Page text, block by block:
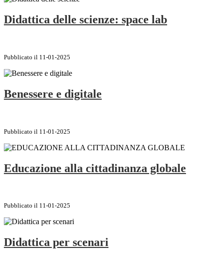
Didattica delle scienze: space lab
Pubblicato il 11-01-2025
Benessere e digitale
Pubblicato il 11-01-2025
Educazione alla cittadinanza globale
Pubblicato il 11-01-2025
Didattica per scenari